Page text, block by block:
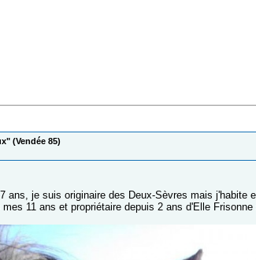
(Vendée 85)
ans, je suis originaire des Deux-Sèvres mais j'habite
11 ans et propriétaire depuis 2 ans d'Elle Frisonne